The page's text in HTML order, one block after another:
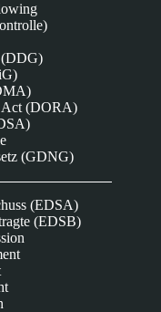
(DDG)
Act (DORA)
(GDNG)
(EDSA)
(EDSB)